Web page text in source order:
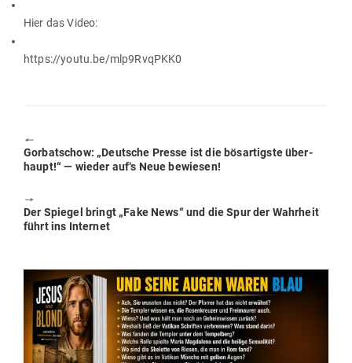
Hier das Video:
https://youtu.be/mlp9RvqPKK0
🠔
Previous
post:
Gor­bat­schow: „Deutsche Presse ist die bös­ar­tigste über­
haupt!“ — wieder auf‘s Neue bewiesen!
🠖
Next
post:
Der Spiegel bringt „Fake News“ und die Spur der Wahrheit
führt ins Internet